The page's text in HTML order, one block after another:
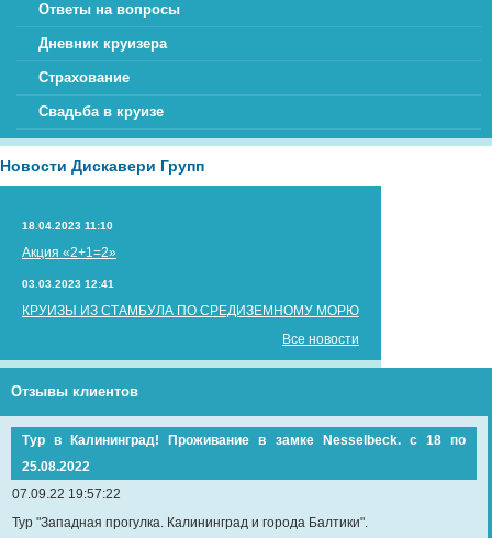
Ответы на вопросы
Дневник круизера
Страхование
Свадьба в круизе
Новости Дискавери Групп
18.04.2023 11:10
Акция «2+1=2»
03.03.2023 12:41
КРУИЗЫ ИЗ СТАМБУЛА ПО СРЕДИЗЕМНОМУ МОРЮ
Все новости
Отзывы клиентов
Тур в Калининград! Проживание в замке Nesselbeck. с 18 по
25.08.2022
07.09.22 19:57:22
Тур "Западная прогулка. Калининград и города Балтики".